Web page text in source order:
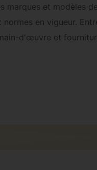
marques et modèles
en vigueur.
d'œuvre et